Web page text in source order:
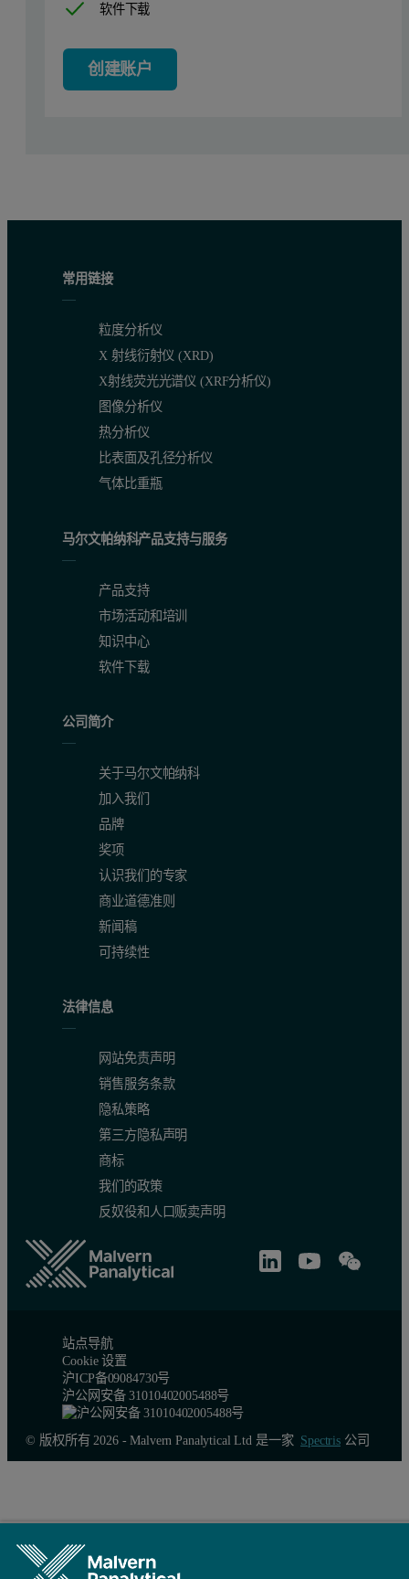
软件下载
创建账户
常用链接
粒度分析仪
X 射线衍射仪 (XRD)
X射线荧光光谱仪 (XRF分析仪)
图像分析仪
热分析仪
比表面及孔径分析仪
气体比重瓶
马尔文帕纳科产品支持与服务
产品支持
市场活动和培训
知识中心
软件下载
公司简介
关于马尔文帕纳科
加入我们
品牌
奖项
认识我们的专家
商业道德准则
新闻稿
可持续性
法律信息
网站免责声明
销售服务条款
隐私策略
第三方隐私声明
商标
我们的政策
反奴役和人口贩卖声明
站点导航
Cookie 设置
沪ICP备09084730号
沪公网安备 31010402005488号
© 版权所有 2026 - Malvern Panalytical Ltd 是一家 Spectris公司